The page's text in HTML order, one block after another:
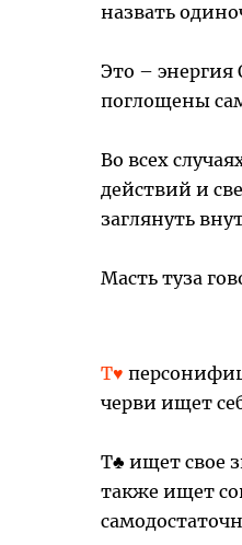
назвать
Это – энергия
поглощены
Во всех
действий и
заглянуть
Масть туза
Т♥
черви ищет
Т♣ ищет свое
также ищет